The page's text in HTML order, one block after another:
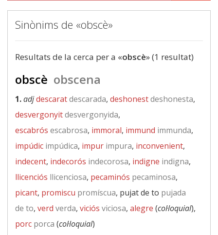
Sinònims de «obscè»
Resultats de la cerca per a «obscè» (1 resultat)
obscè obscena
1.adjdescaratdescarada, deshonestdeshonesta,
desvergonyitdesvergonyida,
escabrós escabrosa, immoral, immund immunda,
impúdic impúdica, impur impura, inconvenient,
indecent, indecorós indecorosa, indigne indigna,
llicenciós llicenciosa, pecaminós pecaminosa,
picant, promiscu promíscua, pujat de to pujada
de to, verd verda, viciós viciosa, alegre (col·loquial),
porc porca (col·loquial)